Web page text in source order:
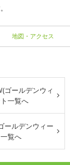
地図・アクセス
ゴールデンウィ
一覧へ
ールデンウィー
覧へ